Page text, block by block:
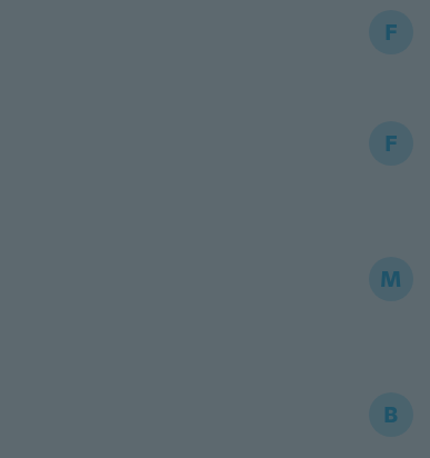
F
F
M
B